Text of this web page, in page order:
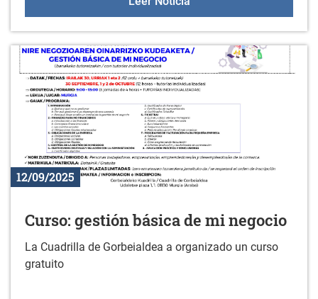
12/09/2025
Curso: gestión básica de mi negocio
La Cuadrilla de Gorbeialdea a organizado un curso
gratuito